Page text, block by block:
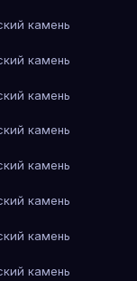
камень
камень
камень
камень
камень
камень
камень
камень